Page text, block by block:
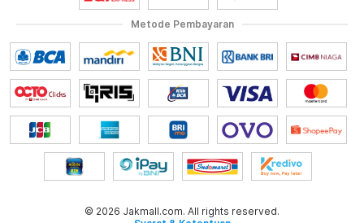
Metode Pembayaran
© 2026 Jakmall.com. All rights reserved.